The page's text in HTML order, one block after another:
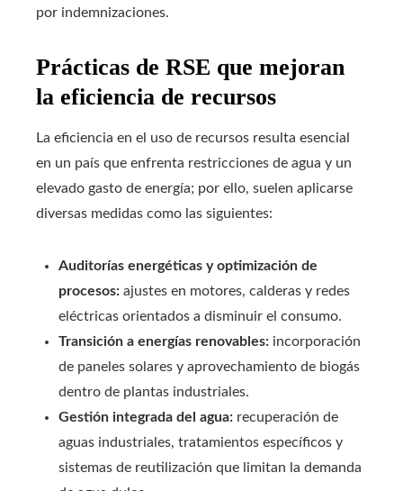
por indemnizaciones.
Prácticas de RSE que mejoran
la eficiencia de recursos
La eficiencia en el uso de recursos resulta esencial
en un país que enfrenta restricciones de agua y un
elevado gasto de energía; por ello, suelen aplicarse
diversas medidas como las siguientes:
Auditorías energéticas y optimización de
procesos: ajustes en motores, calderas y redes
eléctricas orientados a disminuir el consumo.
Transición a energías renovables: incorporación
de paneles solares y aprovechamiento de biogás
dentro de plantas industriales.
Gestión integrada del agua: recuperación de
aguas industriales, tratamientos específicos y
sistemas de reutilización que limitan la demanda